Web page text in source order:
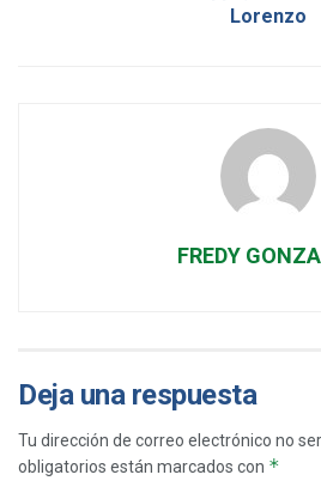
Lorenzo
FREDY
Deja una respuesta
Tu dirección de correo electrónico no
obligatorios están marcados con *